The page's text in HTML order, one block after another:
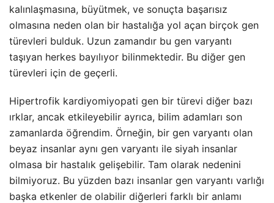
kalınlaşmasına, büyütmek, ve sonuçta başarısız
olmasına neden olan bir hastalığa yol açan birçok gen
türevleri bulduk. Uzun zamandır bu gen varyantı
taşıyan herkes bayılıyor bilinmektedir. Bu diğer gen
türevleri için de geçerli.
Hipertrofik kardiyomiyopati gen bir türevi diğer bazı
ırklar, ancak etkileyebilir ayrıca, bilim adamları son
zamanlarda öğrendim. Örneğin, bir gen varyantı olan
beyaz insanlar aynı gen varyantı ile siyah insanlar
olmasa bir hastalık gelişebilir. Tam olarak nedenini
bilmiyoruz. Bu yüzden bazı insanlar gen varyantı varlığı
başka etkenler de olabilir diğerleri farklı bir anlamı